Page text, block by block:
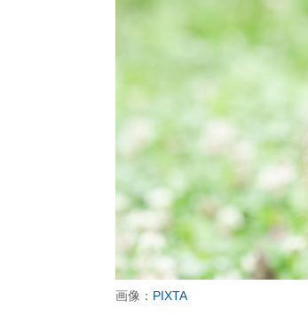
画像： PIXTA